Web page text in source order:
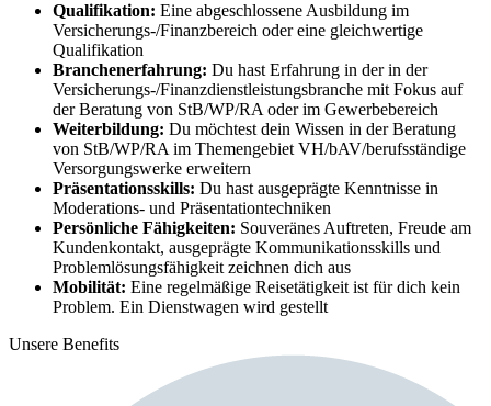
Qualifikation: Eine abgeschlossene Ausbildung im
Versicherungs-/Finanzbereich oder eine gleichwertige
Qualifikation
Branchenerfahrung: Du hast Erfahrung in der in der
Versicherungs-/Finanzdienstleistungsbranche mit Fokus auf
der Beratung von StB/WP/RA oder im Gewerbebereich
Weiterbildung: Du möchtest dein Wissen in der Beratung
von StB/WP/RA im Themengebiet VH/bAV/berufsständige
Versorgungswerke erweitern
Präsentationsskills: Du hast ausgeprägte Kenntnisse in
Moderations- und Präsentationtechniken
Persönliche Fähigkeiten: Souveränes Auftreten, Freude am
Kundenkontakt, ausgeprägte Kommunikationsskills und
Problemlösungsfähigkeit zeichnen dich aus
Mobilität: Eine regelmäßige Reisetätigkeit ist für dich kein
Problem. Ein Dienstwagen wird gestellt
Unsere Benefits